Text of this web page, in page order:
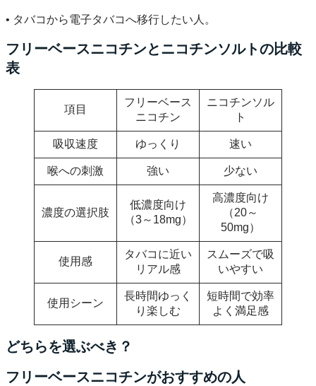
• タバコから電子タバコへ移行したい人。
フリーベースニコチンとニコチンソルトの比較
表
項目
フリーベース
ニコチン
ニコチンソル
ト
吸収速度 ゆっくり 速い
喉への刺激 強い 少ない
濃度の選択肢
低濃度向け
（3～18mg）
高濃度向け
（20～
50mg）
使用感
タバコに近い
リアル感
スムーズで吸
いやすい
使用シーン
長時間ゆっく
り楽しむ
短時間で効率
よく満足感
どちらを選ぶべき？
フリーベースニコチンがおすすめの人